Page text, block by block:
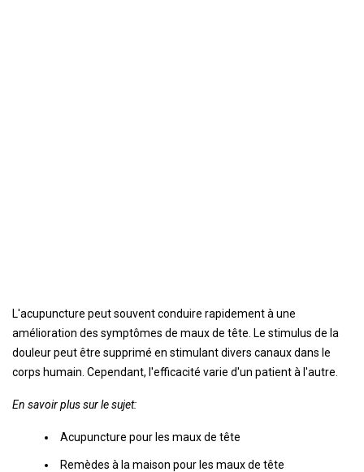
L'acupuncture peut souvent conduire rapidement à une
amélioration des symptômes de maux de tête. Le stimulus de la
douleur peut être supprimé en stimulant divers canaux dans le
corps humain. Cependant, l'efficacité varie d'un patient à l'autre.
En savoir plus sur le sujet:
Acupuncture pour les maux de tête
Remèdes à la maison pour les maux de tête